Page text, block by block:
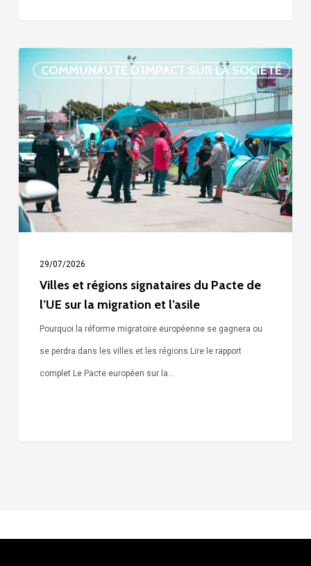
COMMUNAUTÉ D'IMPACT SUR LA SOCIÉTÉ
Villes
régions
signataires
du
Pacte
de
l’UE
sur
migration
l’asile
29/07/2026
Villes et régions signataires du Pacte de
l’UE sur la migration et l’asile
Pourquoi la réforme migratoire européenne se gagnera ou
se perdra dans les villes et les régions Lire le rapport
complet Le Pacte européen sur la…